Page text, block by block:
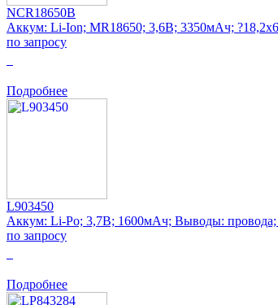
NCR18650B
Аккум: Li-Ion; MR18650; 3,6В; 3350мАч;
по запросу
Подробнее
L903450
Аккум: Li-Po; 3,7В; 1600мАч; Выводы:
по запросу
Подробнее